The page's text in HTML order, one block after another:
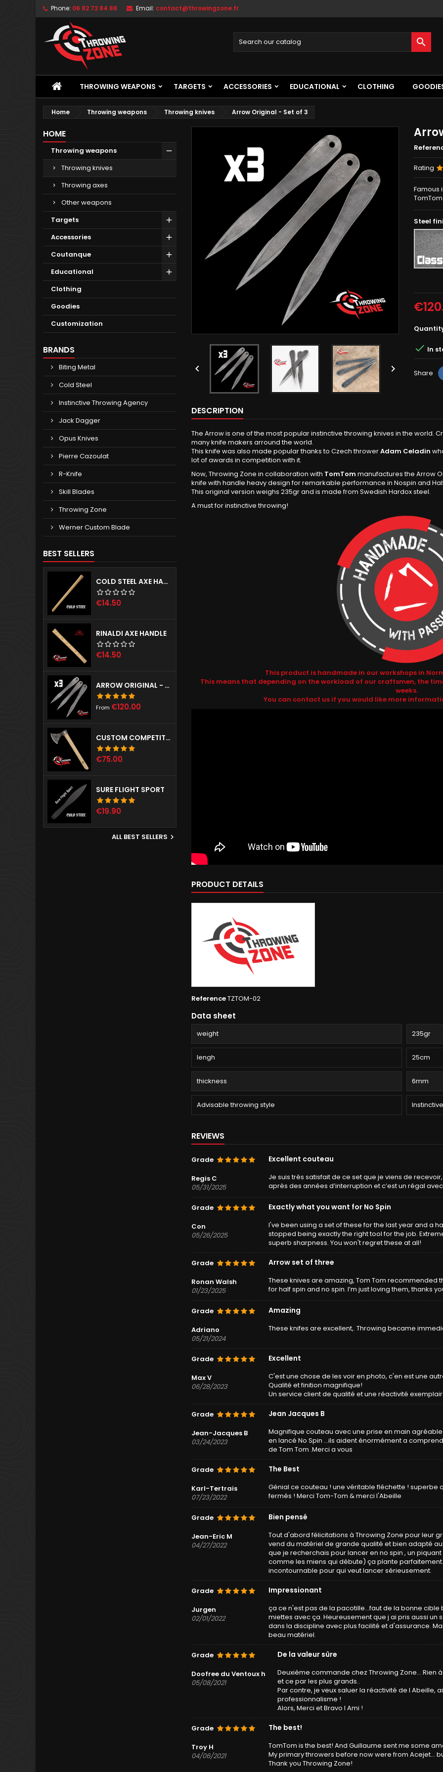
Phone: 06 82 72 84 88 Email: contact@throwingzone.fr

THROWING WEAPONS TARGETS ACCESSORIES EDUCATIONAL CLOTHING
Home Throwing weapons Throwing knives Arrow Original - Set of 3
HOME
Throwing weapons
Throwing knives
Throwing axes
Other weapons
Targets
Accessories
Coutanque
Educational
Clothing
Goodies
Customization
BRANDS
Biting Metal
Cold Steel
Instinctive Throwing Agency
Jack Dagger
Opus Knives
Pierre Cazoulat
R-Knife
Skill Blades
Throwing Zone
Werner Custom Blade
BEST SELLERS
COLD STEEL AXE HANDLE
Price
€14.50
RINALDI AXE HANDLE
Price
€14.50
ARROW ORIGINAL - SET OF 3
From Price
€120.00
CUSTOM COMPETITION THROWING HAWK
Price
€75.00
SURE FLIGHT SPORT
Price
€19.90
ALL BEST SELLERS 
 
Rating
Famous
Steel
Rough
grey
 In
Share
DESCRIPTION
The Arrow is one of the most popular instinctive throwing knives in the world.
many knife makers arround the world.
This knife was also made popular thanks to Czech throwerAdam Celadin
lot of awards in competition with it.
Now, Throwing Zone in collaboration with TomTom manufactures the Arrow
knife with handle heavy design for remarkable performance in Nospin and
This original version weighs 235gr and is made from Swedish Hardox steel.
A must for instinctive throwing!
This product is handmade in our workshops in
This means that depending on the workload of our craftsmen, the
weeks.
You can contact us if you would like more
PRODUCT DETAILS
ReferenceTZTOM-02
Data sheet
weight 235gr
lengh 25cm
thickness 6mm
Advisable throwing style Instinctive
REVIEWS
Grade
Regis C
05/31/2025
Excellent couteau
Je suis très satisfait de ce set que je viens de
après des années d’interruption et c’est un régal
Grade
Con
05/26/2025
Exactly what you want for No Spin
I've been using a set of these for the last year and a
stopped being exactly the right tool for the job.
superb sharpness. You won't regret these at all!
Grade
Ronan Walsh
01/23/2025
Arrow set of three
These knives are amazing, Tom Tom recommended
for half spin and no spin. I’m just loving them, thanks
Grade
Adriano
05/21/2024
Amazing
These knifes are excellent,. Throwing became
Grade
Max V
06/28/2023
Excellent
C'est une chose de les voir en photo, c'en est une
Qualité et finition magnifique!
Un service client de qualité et une réactivité
Grade
Jean-Jacques B
03/24/2023
Jean Jacques B
Magnifique couteau avec une prise en main
en lancé No Spin ...ils aident énormément a
de Tom Tom .Merci a vous
Grade
Karl-Tertrais
07/23/2022
The Best
Génial ce couteau ! une véritable fléchette ! superbe
fermés ! Merci Tom-Tom & merci l'Abeille
Grade
Jean-Eric M
04/27/2022
Bien pensé
Tout d'abord félicitations à Throwing Zone pour leur
vend du matériel de grande qualité et bien adapté
que je recherchais pour lancer en no spin , un
comme les miens qui débute) ça plante
incontournable pour qui veut lancer sérieusement.
Grade
Jurgen
02/01/2022
Impressionant
ça ce n'est pas de la pacotille...faut de la bonne
miettes avec ça. Heureusement que j ai pris aussi un
dans la discipline avec plus facilité et d'assurance.
beau matériel.
Grade
Doofree du Ventoux h
05/08/2021
De la valeur sûre
Deuxième commande chez Throwing Zone... Rien
et ce par les plus grands..
Par contre, je veux saluer la réactivité de l Abeille,
professionnalisme !
Alors, Merci et Bravo l Ami !
Grade
Troy H
04/06/2021
The best!
TomTom is the best! And Guillaume sent me some
My primary throwers before now were from Acejet...
Thank you Throwing Zone!